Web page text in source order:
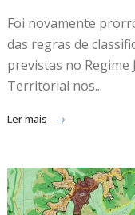
Foi novamente
das regras de
previstas no
Territorial nos...
Ler mais